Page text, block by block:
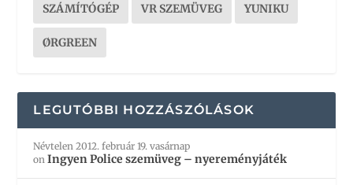
SZÁMÍTÓGÉP VR SZEMÜVEG YUNIKU
ØRGREEN
LEGUTÓBBI HOZZÁSZÓLÁSOK
Névtelen 2012. február 19. vasárnap
onIngyen Police szemüveg – nyereményjáték